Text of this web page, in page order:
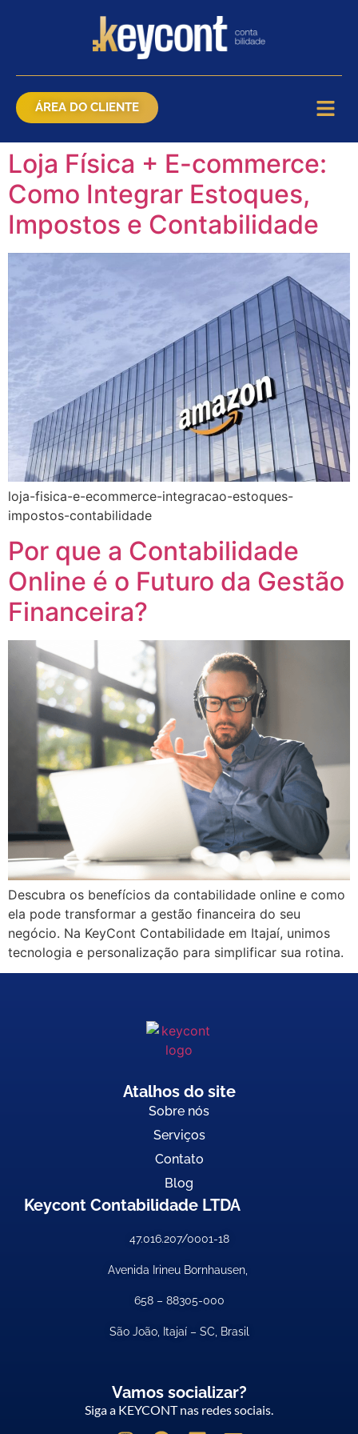
ÁREA DO CLIENTE
Loja Física + E-commerce:
Como Integrar Estoques,
Impostos e Contabilidade
loja-fisica-e-ecommerce-integracao-estoques-
impostos-contabilidade
Por que a Contabilidade
Online é o Futuro da Gestão
Financeira?
Descubra os benefícios da contabilidade online e como
ela pode transformar a gestão financeira do seu
negócio. Na KeyCont Contabilidade em Itajaí, unimos
tecnologia e personalização para simplificar sua rotina.
Atalhos do site
Sobre nós
Serviços
Contato
Blog
Keycont Contabilidade LTDA
47.016.207/0001-18
Avenida Irineu Bornhausen,
658 – 88305-000
São João, Itajaí – SC, Brasil
Vamos socializar?
Siga a KEYCONT nas redes sociais.